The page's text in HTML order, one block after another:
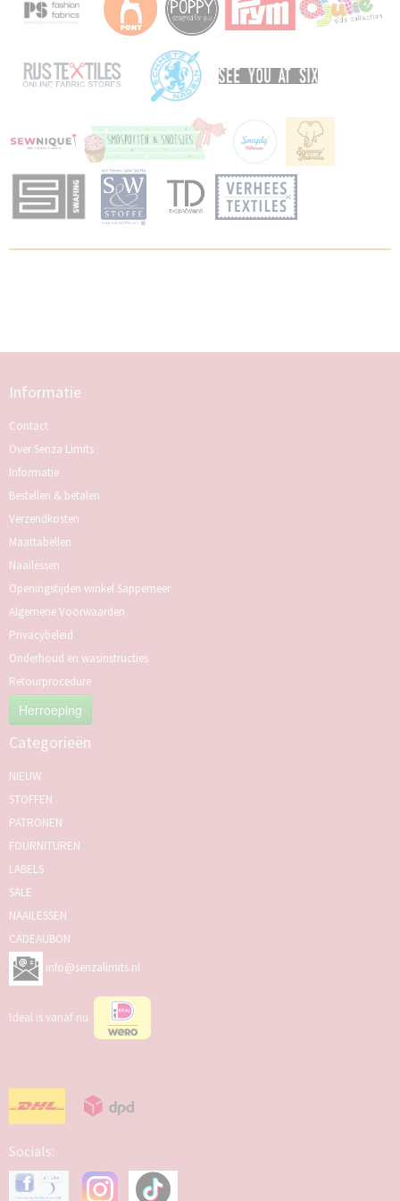
Informatie
Contact
Over Senza Limits
Informatie
Bestellen & betalen
Verzendkosten
Maattabellen
Naailessen
Openingstijden winkel Sappemeer
Algemene Voorwaarden
Privacybeleid
Onderhoud en wasinstructies
Retourprocedure
Herroeping
Categorieën
NIEUW
STOFFEN
PATRONEN
FOURNITUREN
LABELS
SALE
NAAILESSEN
CADEAUBON
info@senzalimits.nl
Ideal is vanaf nu
Socials: